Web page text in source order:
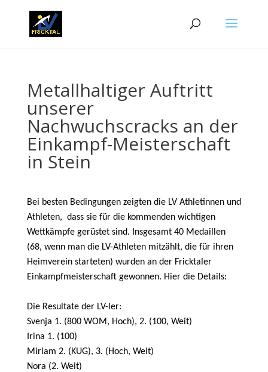
Metallhaltiger Auftritt
unserer
Nachwuchscracks an der
Einkampf-Meisterschaft
in Stein
Bei besten Bedingungen zeigten die LV Athletinnen und
Athleten, dass sie für die kommenden wichtigen
Wettkämpfe gerüstet sind. Insgesamt 40 Medaillen
(68, wenn man die LV-Athleten mitzählt, die für ihren
Heimverein starteten) wurden an der Fricktaler
Einkampfmeisterschaft gewonnen. Hier die Details:
Die Resultate der LV-ler:
Svenja 1. (800 WOM, Hoch), 2. (100, Weit)
Irina 1. (100)
Miriam 2. (KUG), 3. (Hoch, Weit)
Nora (2. Weit)